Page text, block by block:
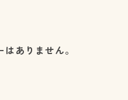
はありません。